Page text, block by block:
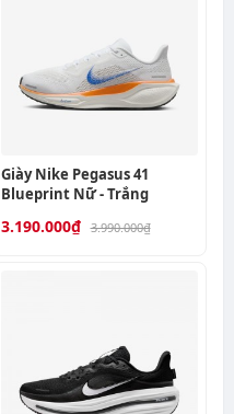
Giày Nike Pegasus 41
Blueprint Nữ - Trắng
3.190.000₫ 3.990.000₫